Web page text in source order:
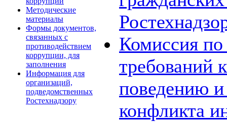
Методические
материалы
Формы документов,
связанных с
противодействием
коррупции, для
заполнения
Информация для
организаций,
подведомственных
Ростехнадзору
Комиссия
требований
поведению
конфликта